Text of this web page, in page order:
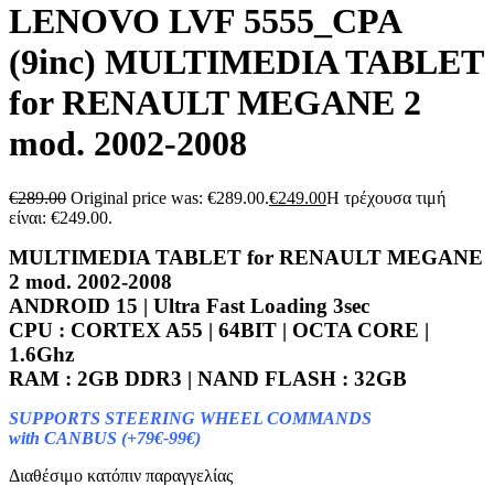
LENOVO LVF 5555_CPA
(9inc) MULTIMEDIA TABLET
for RENAULT MEGANE 2
mod. 2002-2008
€289.00 Original price was: €289.00.€249.00Η τρέχουσα τιμή
είναι: €249.00.
MULTIMEDIA TABLET for RENAULT MEGANE
2 mod. 2002-2008
ANDROID 15 | Ultra Fast Loading 3sec
CPU : CORTEX A55 | 64BIT | OCTA CORE |
1.6Ghz
RAM : 2GB DDR3 | NAND FLASH : 32GB
SUPPORTS STEERING WHEEL COMMANDS
with CANBUS (+79€-99€)
Διαθέσιμο κατόπιν παραγγελίας